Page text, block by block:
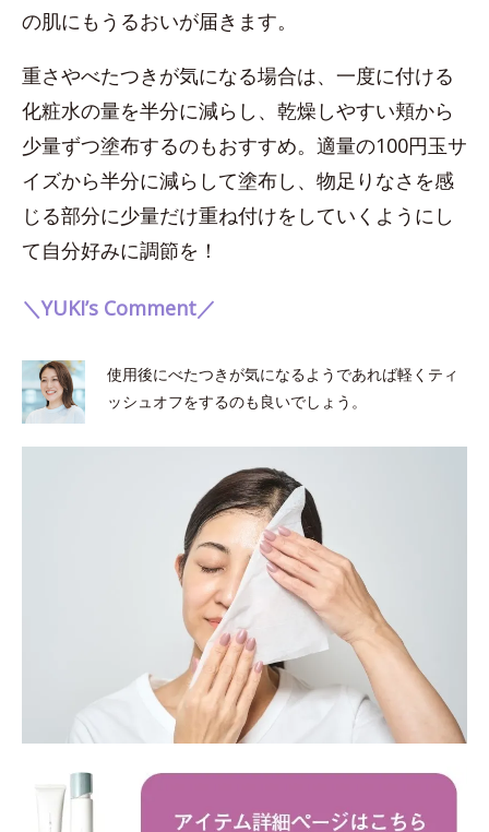
の肌にもうるおいが届きます。
重さやべたつきが気になる場合は、一度に付ける
化粧水の量を半分に減らし、乾燥しやすい頬から
少量ずつ塗布するのもおすすめ。適量の100円玉サ
イズから半分に減らして塗布し、物足りなさを感
じる部分に少量だけ重ね付けをしていくようにし
て自分好みに調節を！
＼YUKI’s Comment／
使用後にべたつきが気になるようであれば軽くティ
ッシュオフをするのも良いでしょう。